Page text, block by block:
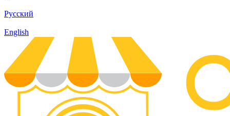
Русский
English